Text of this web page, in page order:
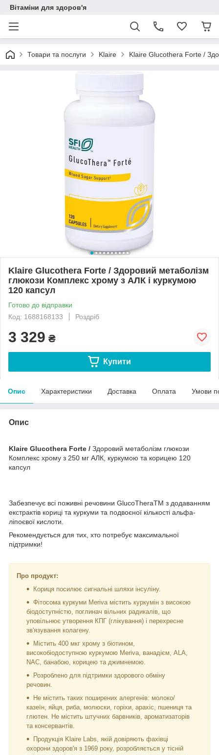
Вітаміни для здоров'я
Товари та послуги Klaire Klaire Glucothera Forte /
Klaire Glucothera Forte / Здоровий метаболізм
глюкози Комплекс хрому з АЛК і куркумою
120 капсул
Готово до відправки
Код: 1688168133
Роздріб
3 329 ₴
Купити
Опис Характеристики Доставка Оплата Умови
Опис
Klaire Glucothera Forte / Здоровий метаболізм глюкози
Комплекс хрому з 250 мг АЛК, куркумою та корицею 120
капсул
Забезпечує всі поживні речовини GlucoTheraTM з додаванням
екстрактів кориці та куркуми та подвоєної кількості альфа-
ліпоєвої кислоти.
Рекомендується для тих, хто потребує максимальної
підтримки!
Про продукт:
Кориця посилює сигнальні шляхи інсуліну.
Фітосома куркуми Meriva містить куркумін з високою
біодоступністю, поглинач вільних радикалів, що
уповільнює утворення КПГ (глікування) і перехресне
зв'язування колагену.
Містить 400 мкг хрому з біотином,
високобіодоступною куркумою Meriva, ванадієм, ALA,
NAC, банабою, корицею та джимнемою.
Розроблено для підтримки здорового обміну
речовин.
Не містить таких поширених алергенів: молоко/
казеїн, яйця, риба, молюски, горіхи, арахіс, пшениця та
глютен. Не містить штучних барвників, ароматизаторів
та консервантів.
Продукція Klaire Labs, якій довіряють фахівці
охорони здоров'я з 1969 року, розробляється у тісній